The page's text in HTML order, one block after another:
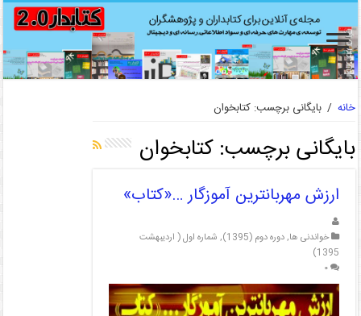
خانه / بایگانی برچسب: کتابخوان
بایگانی برچسب: کتابخوان
ارزش مهربانترین آموزگار …«کتاب»
خواندنی ها,دوره دوم (1395) , شماره اول ( اردیبهشت
1395)
۰